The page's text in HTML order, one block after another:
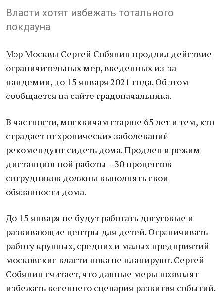
Власти хотят избежать тотального
локдауна
Мэр Москвы Сергей Собянин продлил действие
ограничительных мер, введенных из-за
пандемии, до 15 января 2021 года. Об этом
сообщается на сайте градоначальника.
В частности, москвичам старше 65 лет и тем, кто
страдает от хронических заболеваний
рекомендуют сидеть дома. Продлен и режим
дистанционной работы – 30 процентов
сотрудников должны выполнять свои
обязанности дома.
До 15 января не будут работать досуговые и
развивающие центры для детей. Ограничивать
работу крупных, средних и малых предприятий
московские власти пока не планируют. Сергей
Собянин считает, что данные меры позволят
избежать весеннего сценария развития событий.